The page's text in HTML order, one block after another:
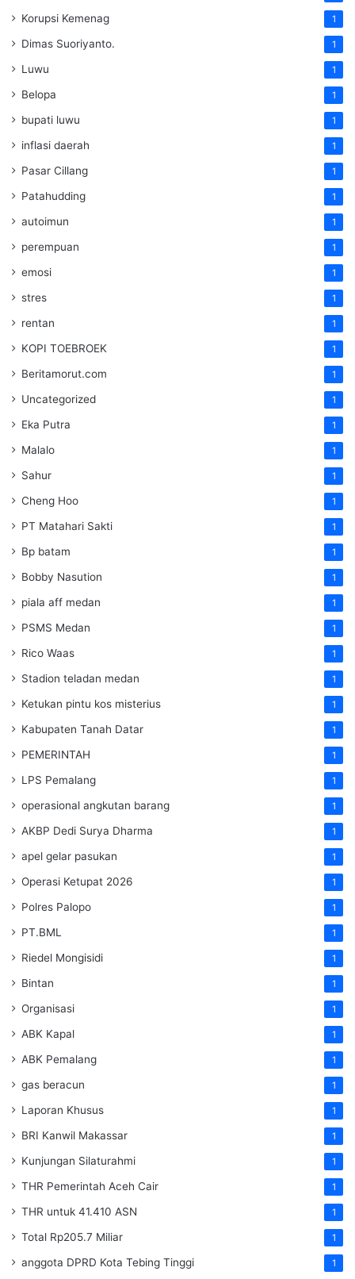
Korupsi Kemenag 1
Dimas Suoriyanto. 1
Luwu 1
Belopa 1
bupati luwu 1
inflasi daerah 1
Pasar Cillang 1
Patahudding 1
autoimun 1
perempuan 1
emosi 1
stres 1
rentan 1
KOPI TOEBROEK 1
Beritamorut.com 1
Uncategorized 1
Eka Putra 1
Malalo 1
Sahur 1
Cheng Hoo 1
PT Matahari Sakti 1
Bp batam 1
Bobby Nasution 1
piala aff medan 1
PSMS Medan 1
Rico Waas 1
Stadion teladan medan 1
Ketukan pintu kos misterius 1
Kabupaten Tanah Datar 1
PEMERINTAH 1
LPS Pemalang 1
operasional angkutan barang 1
AKBP Dedi Surya Dharma 1
apel gelar pasukan 1
Operasi Ketupat 2026 1
Polres Palopo 1
PT.BML 1
Riedel Mongisidi 1
Bintan 1
Organisasi 1
ABK Kapal 1
ABK Pemalang 1
gas beracun 1
Laporan Khusus 1
BRI Kanwil Makassar 1
Kunjungan Silaturahmi 1
THR Pemerintah Aceh Cair 1
THR untuk 41.410 ASN 1
Total Rp205.7 Miliar 1
anggota DPRD Kota Tebing Tinggi 1